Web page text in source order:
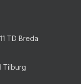
TD Breda
Tilburg